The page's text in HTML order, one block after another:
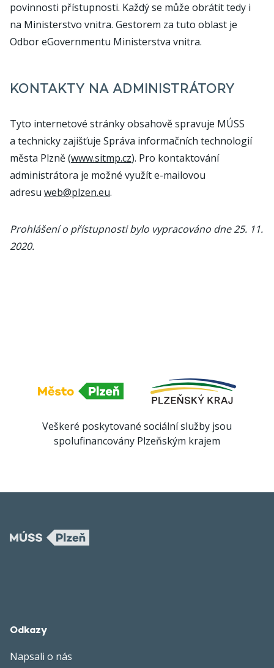
povinnosti přístupnosti. Každý se může obrátit tedy i
na Ministerstvo vnitra. Gestorem za tuto oblast je
Odbor eGovernmentu Ministerstva vnitra.
KONTAKTY NA ADMINISTRÁTORY
Tyto internetové stránky obsahově spravuje MÚSS
a technicky zajišťuje Správa informačních technologií
města Plzně (www.sitmp.cz). Pro kontaktování
administrátora je možné využít e-mailovou
adresu web@plzen.eu.
Prohlášení o přístupnosti bylo vypracováno dne 25. 11.
2020.
Veškeré poskytované sociální služby jsou
spolufinancovány Plzeňským krajem
Odkazy
Napsali o nás